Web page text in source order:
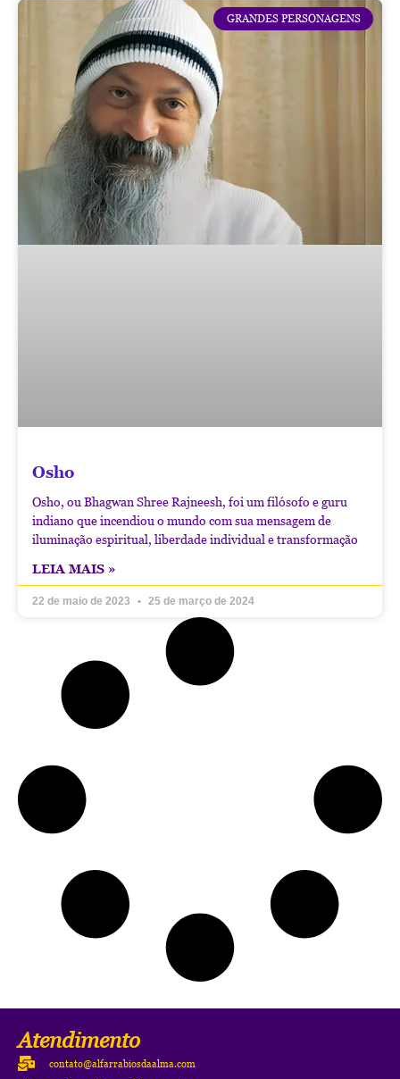
GRANDES PERSONAGENS
Osho
Osho, ou Bhagwan Shree Rajneesh, foi um filósofo e guru
indiano que incendiou o mundo com sua mensagem de
iluminação espiritual, liberdade individual e transformação
LEIA MAIS »
22 de maio de 2023 25 de março de 2024
Atendimento
contato@alfarrabiosdaalma.com